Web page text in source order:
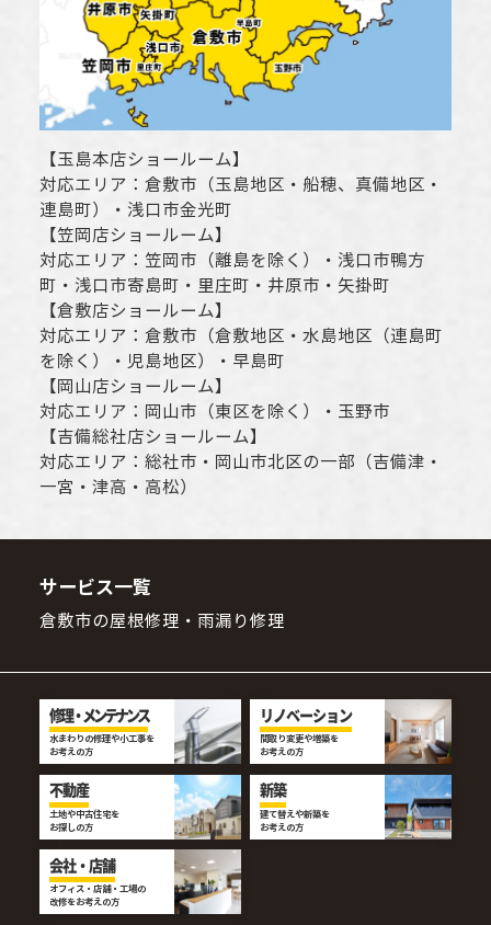
【玉島本店ショールーム】
対応エリア： 倉敷市 （玉島地区・船穂、真備地区・
連島町）・ 浅口市金光町
【笠岡店ショールーム】
対応エリア： 笠岡市（離島を除く） ・ 浅口市鴨方
町・ 浅口市寄島町・里庄町・ 井原市 ・矢掛町
【倉敷店ショールーム】
対応エリア： 倉敷市 （倉敷地区・水島地区（連島町
を除く）・児島地区）・早島町
【 岡山店ショールーム】
対応エリア： 岡山市 （東区を除く）・玉野市
【吉備総社店ショールーム】
対応エリア： 総社市 ・ 岡山市北区の一部（吉備津・
一宮・津高・高松）
サービス一覧
倉敷市の屋根修理・雨漏り修理
修理・メンテナンス
水まわりの修理や小工事を
お考えの方
リノベーション
間取り変更や増築を
お考えの方
不動産
土地や中古住宅を
お探しの方
新築
建て替えや新築を
お考えの方
会社・店舗
オフィス・店舗・工場の
改修をお考えの方